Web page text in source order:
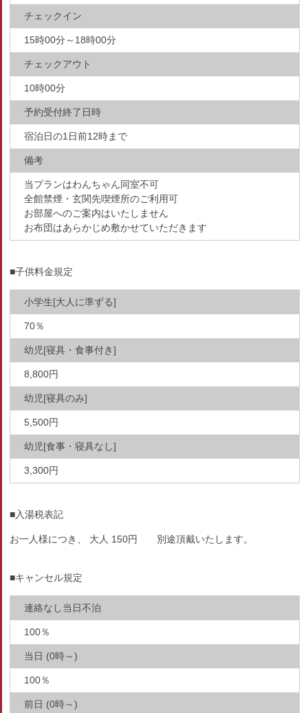
チェックイン
15時00分～18時00分
チェックアウト
10時00分
予約受付終了日時
宿泊日の1日前12時まで
備考
当プランはわんちゃん同室不可
全館禁煙・玄関先喫煙所のご利用可
お部屋へのご案内はいたしません
お布団はあらかじめ敷かせていただきます
■子供料金規定
小学生[大人に準ずる]
70％
幼児[寝具・食事付き]
8,800円
幼児[寝具のみ]
5,500円
幼児[食事・寝具なし]
3,300円
■入湯税表記
お一人様につき、 大人 150円 別途頂戴いたします。
■キャンセル規定
連絡なし当日不泊
100％
当日 (0時～)
100％
前日 (0時～)